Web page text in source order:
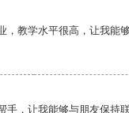
，教学水平很高，让我能
手，让我能够与朋友保持